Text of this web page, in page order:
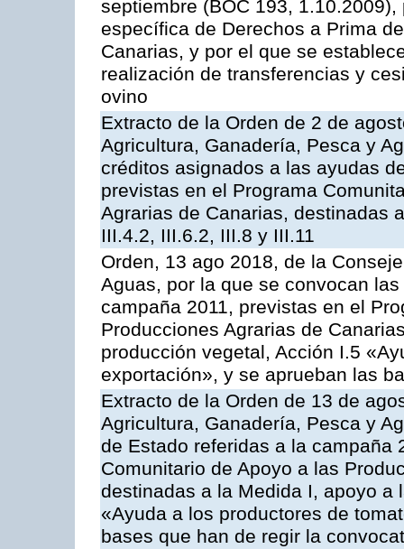
septiembre (BOC 193,
específica de Derechos a Prima
Canarias, y por el que se
realización de transferencias y
ovino
Extracto de la Orden de 2 de
Agricultura, Ganadería, Pesca y
créditos asignados a las ayudas
previstas en el Programa
Agrarias de Canarias, destinadas
III.4.2, III.6.2, III.8 y III.11
Orden, 13 ago 2018, de la
Aguas, por la que se convocan
campaña 2011, previstas en el
Producciones Agrarias de
producción vegetal, Acción I.5
exportación», y se aprueban las
Extracto de la Orden de 13 de
Agricultura, Ganadería, Pesca y
de Estado referidas a la campaña
Comunitario de Apoyo a las
destinadas a la Medida I, apoyo a
«Ayuda a los productores de
bases que han de regir la